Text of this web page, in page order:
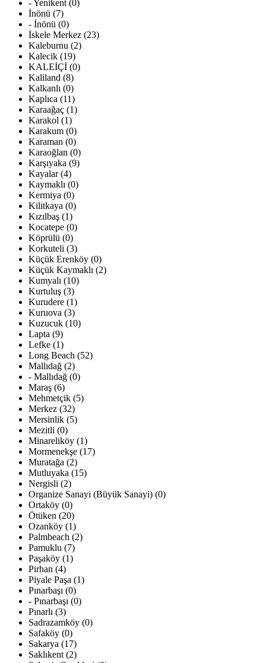
- Yenikent (0)
İnönü (7)
- İnönü (0)
İskele Merkez (23)
Kaleburnu (2)
Kalecik (19)
KALEİÇİ (0)
Kaliland (8)
Kalkanlı (0)
Kaplıca (11)
Karaağaç (1)
Karakol (1)
Karakum (0)
Karaman (0)
Karaoğlan (0)
Karşıyaka (9)
Kayalar (4)
Kaymaklı (0)
Kermiya (0)
Kilitkaya (0)
Kızılbaş (1)
Kocatepe (0)
Köprülü (0)
Korkuteli (3)
Küçük Erenköy (0)
Küçük Kaymaklı (2)
Kumyalı (10)
Kurtuluş (3)
Kurudere (1)
Kuruova (3)
Kuzucuk (10)
Lapta (9)
Lefke (1)
Long Beach (52)
Mallıdağ (2)
- Mallıdağ (0)
Maraş (6)
Mehmetçik (5)
Merkez (32)
Mersinlik (5)
Mezitli (0)
Minareliköy (1)
Mormenekşe (17)
Muratağa (2)
Mutluyaka (15)
Nergisli (2)
Organize Sanayi (Büyük Sanayi) (0)
Ortaköy (0)
Ötüken (20)
Ozanköy (1)
Palmbeach (2)
Pamuklu (7)
Paşaköy (1)
Pirhan (4)
Piyale Paşa (1)
Pınarbaşı (0)
- Pınarbaşı (0)
Pınarlı (3)
Sadrazamköy (0)
Safaköy (0)
Sakarya (17)
Saklıkent (2)